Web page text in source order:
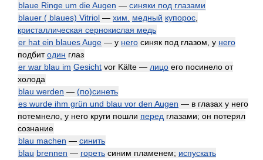
blaue Ringe um die Augen — синяки под глазами
blauer ( blaues) Vitriol — хим. медный купорос
кристаллическая сернокислая медь
er hat ein blaues Auge — у него синяк под глазом, у него
подбитодин глаз
er war blau im Gesicht vor Kälte — лицо его посинело от
холода
blau werden — (по)синеть
es wurde ihm grün und blau vor den Augen — в глазах у него
потемнело, у него круги пошли перед глазами; он потерял
сознание
blau machen — синить
blau brennen — гореть синим пламенем; испускать